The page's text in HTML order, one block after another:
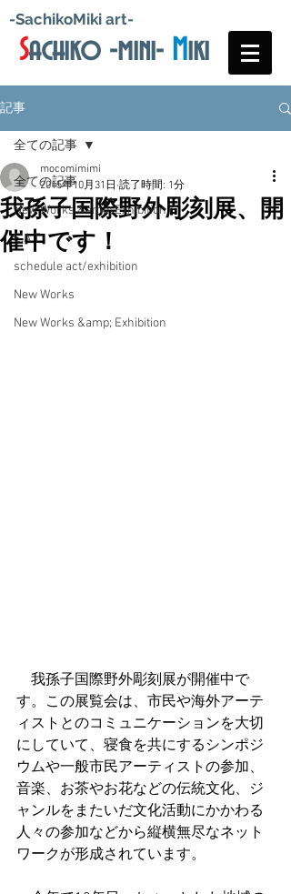
-SachikoMiki art-
Sachiko -mini- Miki
記事
全ての記事
New Works &amp; Exhibition
E.A.T
schedule act/exhibition
New Works
New Works &amp; Exhibition
全ての記事
我孫子国際野外彫刻展、開
催中です！
mocomimimi
2015年10月31日 読了時間: 1分
我孫子国際野外彫刻展が開催中で
す。この展覧会は、市民や海外アーテ
ィストとのコミュニケーションを大切
にしていて、寝食を共にするシンポジ
ウムや一般市民アーティストの参加、
音楽、お茶やお花などの伝統文化、ジ
ャンルをまたいだ文化活動にかかわる
人々の参加などから縦横無尽なネット
ワークが形成されています。